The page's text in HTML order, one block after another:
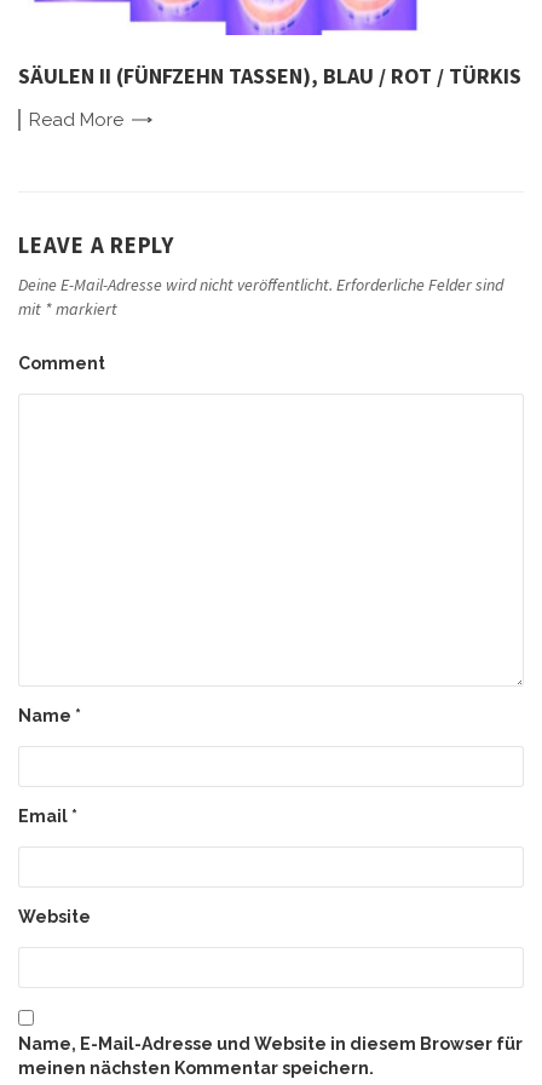
SÄULEN II (FÜNFZEHN TASSEN), BLAU / ROT / TÜRKIS
Read More
LEAVE A REPLY
Deine E-Mail-Adresse wird nicht veröffentlicht. Erforderliche Felder sind
mit *markiert
Comment
Name *
Email *
Website
Name, E-Mail-Adresse und Website in diesem Browser für
meinen nächsten Kommentar speichern.